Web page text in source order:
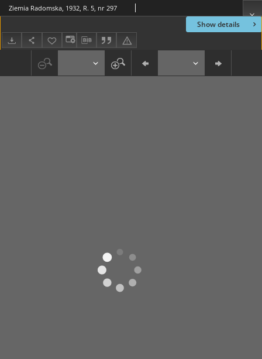
Show details
Ziemia Radomska, 1932, R. 5, nr 297